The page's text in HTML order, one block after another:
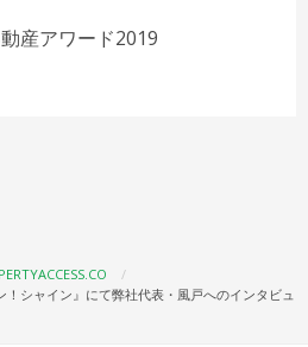
産アワード2019
！シャイン』にて弊社代表・風戸へのインタビュ